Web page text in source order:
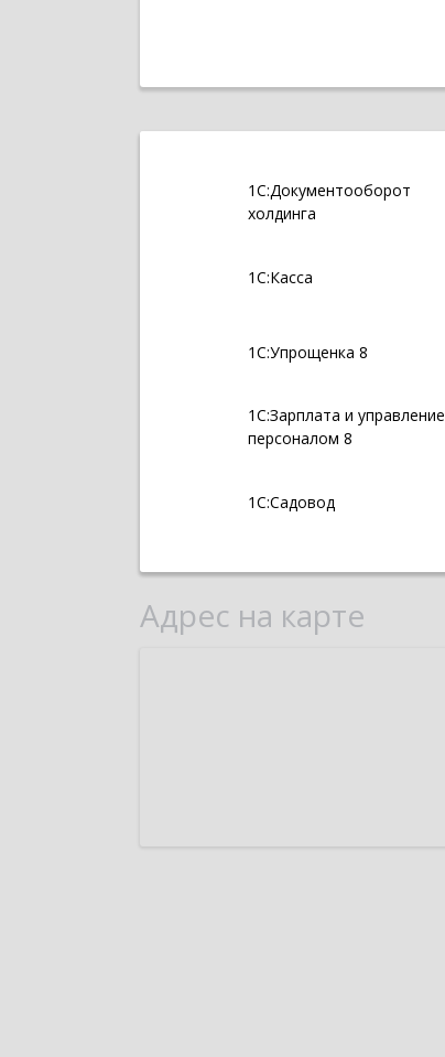
1С:Документооборот
холдинга
1С:Касса
1С:Упрощенка 8
1С:Зарплата и управление
персоналом 8
1С:Садовод
Адрес на карте